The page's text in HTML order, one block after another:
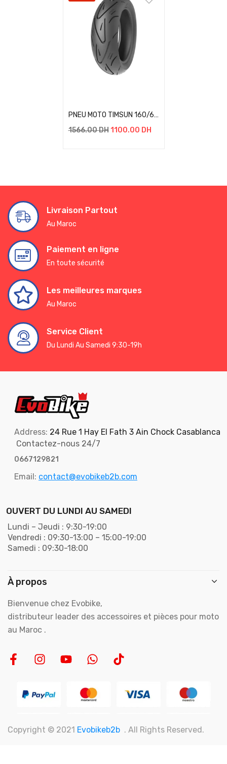
PNEU MOTO TIMSUN 160/60-15 TS-660 67S TL HG
1566.00DH 1100.00 DH
Livraison Partout
Au Maroc
Paiement en ligne
En toute sécurité
Les meilleures marques
Au Maroc
Service Client
Du Lundi Au Samedi 9:30-19h
Address: 24 Rue 1 Hay El Fath 3 Ain Chock Casablanca
Contactez-nous 24/7
0667129821
Email: contact@evobikeb2b.com
OUVERT DU LUNDI AU SAMEDI
Lundi – Jeudi : 9:30-19:00
Vendredi : 09:30-13:00 – 15:00-19:00
Samedi : 09:30-18:00
À propos
Bienvenue chez Evobike,
distributeur leader des accessoires et pièces pour moto
au Maroc .
Copyright © 2021 Evobikeb2b . All Rights Reserved.